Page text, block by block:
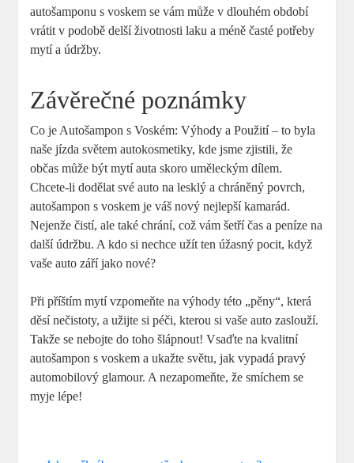
autošamponu s voskem se vám může v dlouhém období
vrátit v podobě delší životnosti laku a méně časté potřeby
mytí a údržby.
Závěrečné poznámky
Co je Autošampon s Voském: Výhody a Použití – to byla
naše jízda světem autokosmetiky, kde jsme zjistili, že
občas může být mytí auta skoro uměleckým dílem.
Chcete-li dodělat své auto na lesklý a chráněný povrch,
autošampon s voskem je váš nový nejlepší kamarád.
Nejenže čistí, ale také chrání, což vám šetří čas a peníze na
další údržbu. A kdo si nechce užít ten úžasný pocit, když
vaše auto září jako nové?
Při příštím mytí vzpomeňte na výhody této „pěny“, která
děsí nečistoty, a užijte si péči, kterou si vaše auto zaslouží.
Takže se nebojte do toho šlápnout! Vsaďte na kvalitní
autošampon s voskem a ukažte světu, jak vypadá pravý
automobilový glamour. A nezapomeňte, že smíchem se
myje lépe!